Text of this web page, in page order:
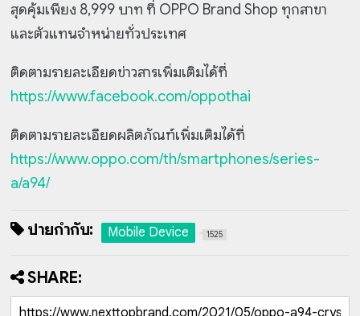
สุดคุ้มเพียง 8,999 บาท ที่ OPPO Brand Shop ทุกสาขา
และตัวแทนจำหน่ายทั่วประเทศ
ติดตามรายละเอียดข่าวสารเพิ่มเติมได้ที่
https://www.facebook.com/oppothai
ติดตามรายละเอียดผลิตภัณฑ์เพิ่มเติมได้ที่
https://www.oppo.com/th/smartphones/series-
a/a94/
ป้ายกำกับ: Mobile Device 1525
SHARE: